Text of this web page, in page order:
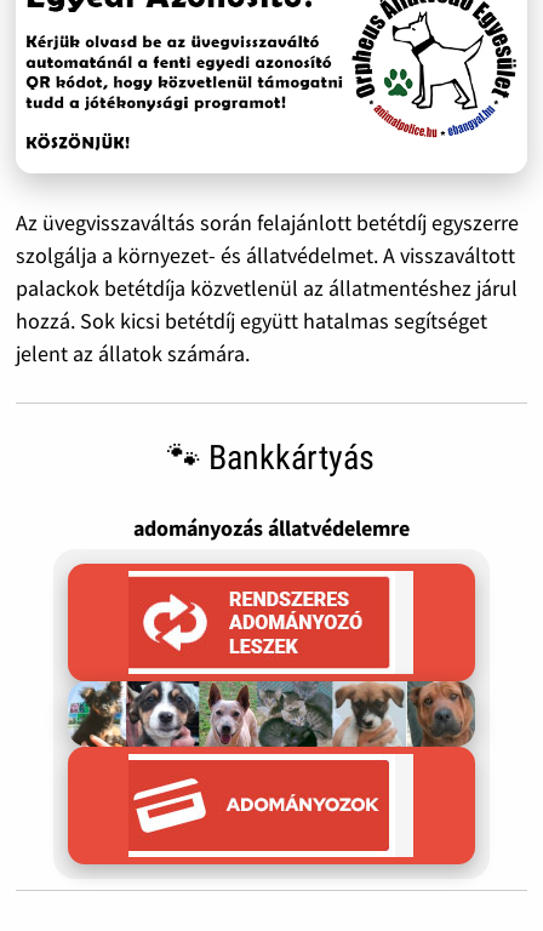
Az üvegvisszaváltás során felajánlott betétdíj egyszerre
szolgálja a környezet- és állatvédelmet. A visszaváltott
palackok betétdíja közvetlenül az állatmentéshez járul
hozzá. Sok kicsi betétdíj együtt hatalmas segítséget
jelent az állatok számára.
🐾 Bankkártyás
adományozás állatvédelemre